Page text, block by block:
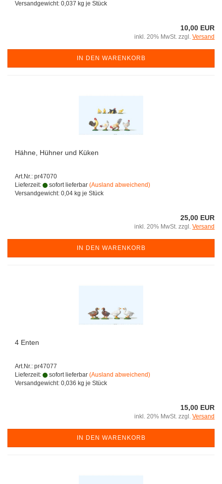
Versandgewicht: 0,037 kg je Stück
10,00 EUR
inkl. 20% MwSt. zzgl. Versand
IN DEN WARENKORB
Hähne, Hühner und Küken
Art.Nr.: pr47070
Lieferzeit:
sofort lieferbar (Ausland abweichend)
Versandgewicht: 0,04 kg je Stück
25,00 EUR
inkl. 20% MwSt. zzgl. Versand
IN DEN WARENKORB
4 Enten
Art.Nr.: pr47077
Lieferzeit:
sofort lieferbar (Ausland abweichend)
Versandgewicht: 0,036 kg je Stück
15,00 EUR
inkl. 20% MwSt. zzgl. Versand
IN DEN WARENKORB